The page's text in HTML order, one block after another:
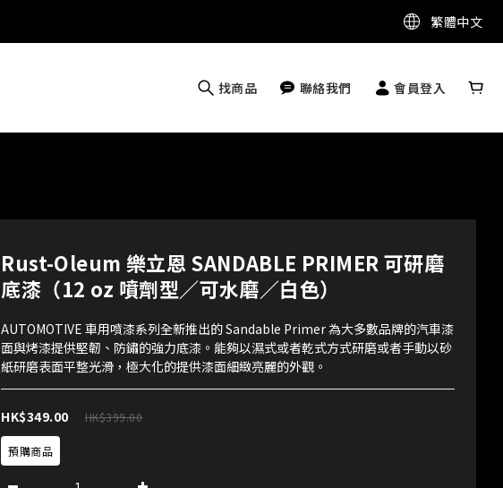
繁體中文
找商品 聯絡我們 會員登入
Rust-Oleum 樂立恩 SANDABLE PRIMER 可研磨
底漆（12 oz 噴劑型／可水磨／白色）
AUTOMOTIVE 車用噴漆系列全新推出的 Sandable Primer 為大多數品牌的汽車漆
面與烤漆提供堅韌、防鏽的強力底漆。能夠以濕式或者乾式方式研磨或者手動以砂
紙研磨表面平整光滑，極大化的提供漆面細緻亮麗的外觀。
HK$399.00
HK$349.00
預購商品